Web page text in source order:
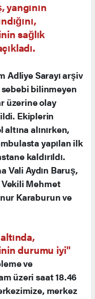
yangının
sağlık
Adliye Sarayı arşiv
sebebi bilinmeyen
üzerine olay
Ekiplerin
alınırken,
yapılan ilk
kaldırıldı.
Vali Aydın Baruş,
Mehmet
Karaburun ve
durumu iyi"
ve
üzeri saat 18.46
merkez